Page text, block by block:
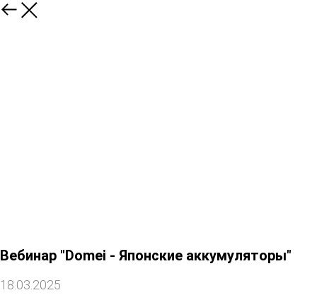
Вебинар "Domei - Японские аккумуляторы"
18.03.2025